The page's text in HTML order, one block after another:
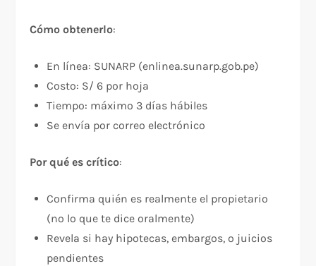
Cómo obtenerlo:​
En línea: SUNARP (enlinea.sunarp.gob.pe)
Costo: S/ 6 por hoja
Tiempo: máximo 3 días hábiles
Se envía por correo electrónico
Por qué es crítico:​
Confirma quién es realmente el propietario
(no lo que te dice oralmente)
Revela si hay hipotecas, embargos, o juicios
pendientes